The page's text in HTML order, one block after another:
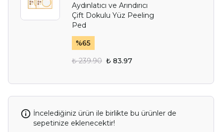
Aydınlatıcı ve Arındırıcı
Çift Dokulu Yüz Peeling
Ped
%65
₺ 239.90 ₺ 83.97
İncelediğiniz ürün ile birlikte bu ürünler de
sepetinize eklenecektir!